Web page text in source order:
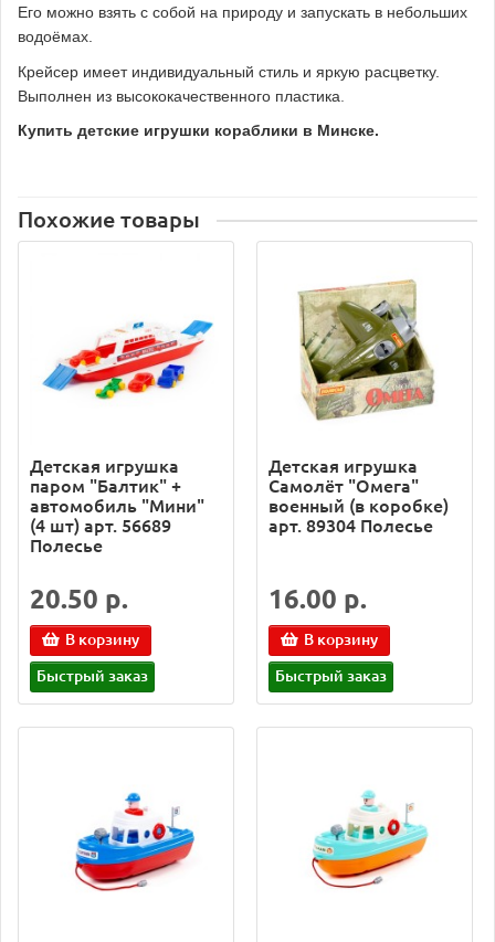
Его можно взять с собой на природу и запускать в небольших
водоёмах.
Крейсер имеет индивидуальный стиль и яркую расцветку.
Выполнен из высококачественного пластика
Купить детские игрушки кораблики в Минске.
Похожие товары
Детская игрушка
паром "Балтик" +
автомобиль "Мини"
(4 шт) арт. 56689
Полесье
20.50 р.
В корзину
Быстрый заказ
Детская игрушка
Самолёт "Омега"
военный (в коробке)
арт. 89304 Полесье
16.00 р.
В корзину
Быстрый заказ